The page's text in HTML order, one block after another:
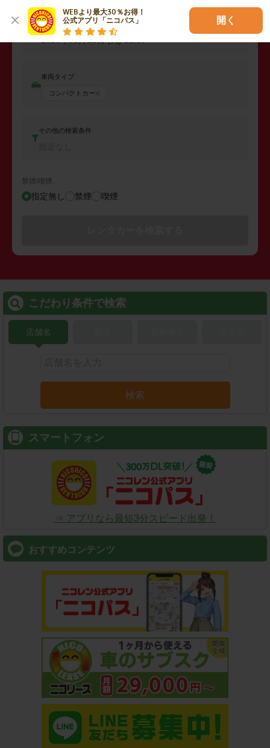
WEBより最大30％お得！
公式アプリ「ニコパス」
開く
返却日時
車両タイプ
コンパクトカー
その他の検索条件
禁煙/喫煙
指定無し 禁煙 喫煙
こだわり条件で検索
店舗名
検索
スマートフォン
⇒ アプリなら最短3分スピード出発！
おすすめコンテンツ